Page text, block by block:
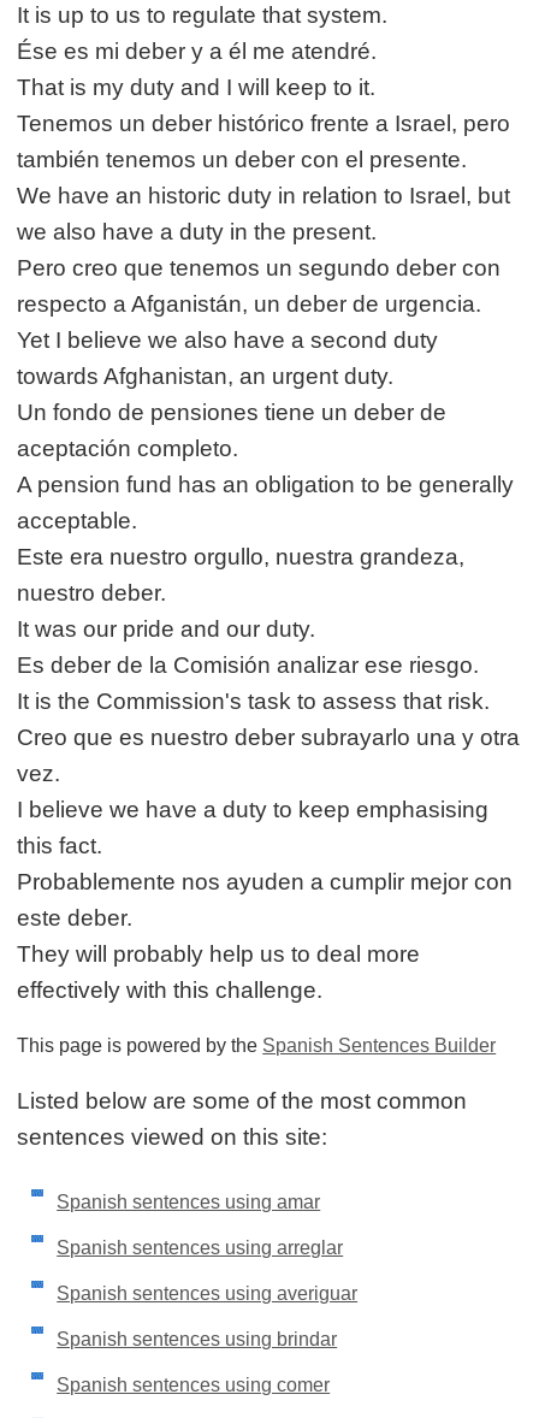
It is up to us to regulate that system.
Ése es mi deber y a él me atendré.
That is my duty and I will keep to it.
Tenemos un deber histórico frente a Israel, pero
también tenemos un deber con el presente.
We have an historic duty in relation to Israel, but
we also have a duty in the present.
Pero creo que tenemos un segundo deber con
respecto a Afganistán, un deber de urgencia.
Yet I believe we also have a second duty
towards Afghanistan, an urgent duty.
Un fondo de pensiones tiene un deber de
aceptación completo.
A pension fund has an obligation to be generally
acceptable.
Este era nuestro orgullo, nuestra grandeza,
nuestro deber.
It was our pride and our duty.
Es deber de la Comisión analizar ese riesgo.
It is the Commission's task to assess that risk.
Creo que es nuestro deber subrayarlo una y otra
vez.
I believe we have a duty to keep emphasising
this fact.
Probablemente nos ayuden a cumplir mejor con
este deber.
They will probably help us to deal more
effectively with this challenge.
This page is powered by the Spanish Sentences Builder
Listed below are some of the most common
sentences viewed on this site:
Spanish sentences using amar
Spanish sentences using arreglar
Spanish sentences using averiguar
Spanish sentences using brindar
Spanish sentences using comer